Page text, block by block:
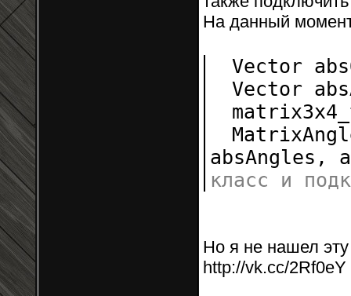
На данный
Vector
Vector
класс и
Но я не нашел
http://vk.cc/